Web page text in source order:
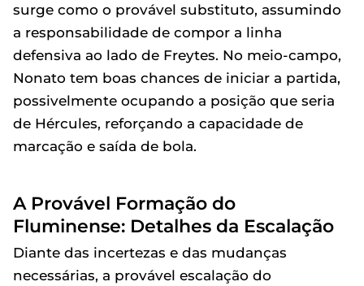
surge como o provável substituto, assumindo
a responsabilidade de compor a linha
defensiva ao lado de Freytes. No meio-campo,
Nonato tem boas chances de iniciar a partida,
possivelmente ocupando a posição que seria
de Hércules, reforçando a capacidade de
marcação e saída de bola.
A Provável Formação do
Fluminense: Detalhes da Escalação
Diante das incertezas e das mudanças
necessárias, a provável escalação do